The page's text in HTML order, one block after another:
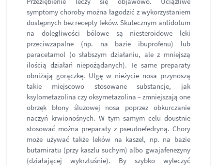
symptomy choroby można łagodzić z wykorzystaniem
dostępnych bez recepty leków. Skutecznym antidotum
na dolegliwości bólowe są niesteroidowe leki
przeciwzapalne (np. na bazie ibuprofenu) lub
paracetamol (o słabszym działaniu, ale z mniejszą
ilością działań niepożądanych). Te same preparaty
obniżają gorączkę. Ulgę w nieżycie nosa przynoszą
takie miejscowo stosowane substancje, jak
ksylometazolina czy oksymetazolina – zmniejszają one
obrzęk błony śluzowej nosa poprzez obkurczanie
naczyń krwionośnych. W tym samym celu doustnie
stosować można preparaty z pseudoefedryną. Chory
może używać także leków na kaszel, np. na bazie
butamiratu (przy kaszlu suchym) albo gwajafenezyny
(działającej wykrztuśnie). By szybko wyleczyć